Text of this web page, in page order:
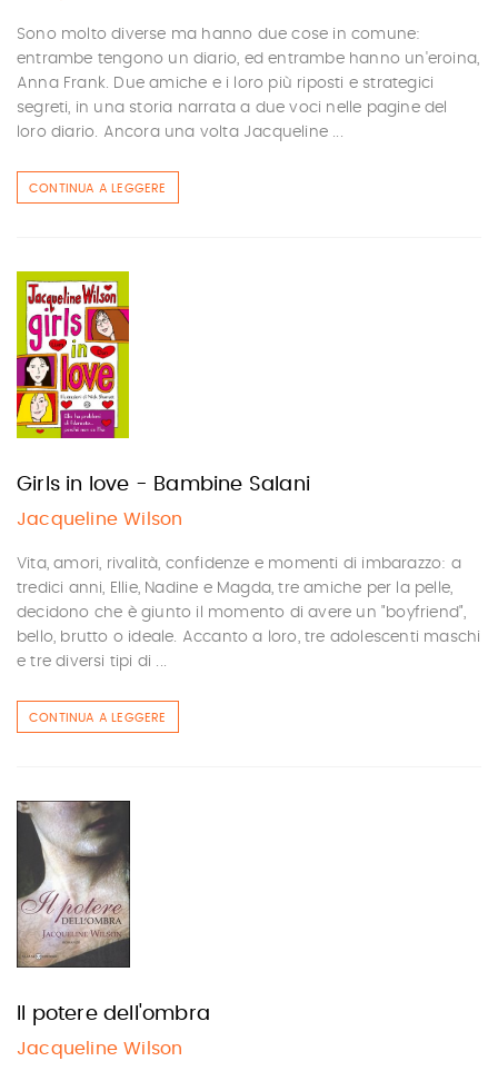
Sono molto diverse ma hanno due cose in comune:
entrambe tengono un diario, ed entrambe hanno un'eroina,
Anna Frank. Due amiche e i loro più riposti e strategici
segreti, in una storia narrata a due voci nelle pagine del
loro diario. Ancora una volta Jacqueline ...
CONTINUA A LEGGERE
Girls in love - Bambine Salani
Jacqueline Wilson
Vita, amori, rivalità, confidenze e momenti di imbarazzo: a
tredici anni, Ellie, Nadine e Magda, tre amiche per la pelle,
decidono che è giunto il momento di avere un "boyfriend",
bello, brutto o ideale. Accanto a loro, tre adolescenti maschi
e tre diversi tipi di ...
CONTINUA A LEGGERE
Il potere dell'ombra
Jacqueline Wilson